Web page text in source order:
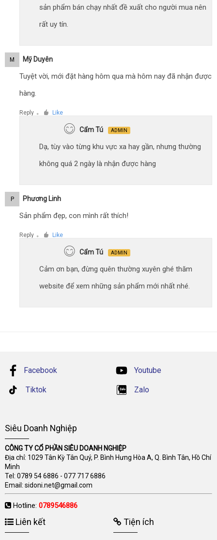
sản phẩm bán chạy nhất đề xuất cho người mua nên
rất uy tín.
M Mỹ Duyên
Tuyệt vời, mới đặt hàng hôm qua mà hôm nay đã nhận được
hàng.
Reply ● Like
Cẩm Tú ADMIN
Dạ, tùy vào từng khu vực xa hay gần, nhưng thường
không quá 2 ngày là nhận được hàng
P Phương Linh
Sản phẩm đẹp, con mình rất thích!
Reply ● Like
Cẩm Tú ADMIN
Cảm ơn bạn, đừng quên thường xuyên ghé thăm
website để xem những sản phẩm mới nhất nhé.
Facebook Youtube
Tiktok Zalo
Siêu Doanh Nghiệp
CÔNG TY CỔ PHẦN SIÊU DOANH NGHIỆP
Địa chỉ: 1029 Tân Kỳ Tân Quý, P. Bình Hưng Hòa A, Q. Bình Tân, Hồ Chí
Minh
Tel: 0789 54 6886 - 077 717 6886
Email: sidoni.net@gmail.com
Hotline: 0789546886
Liên kết Tiện ích